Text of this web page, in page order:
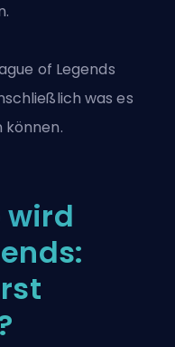
of Legends
was es
können.
wird